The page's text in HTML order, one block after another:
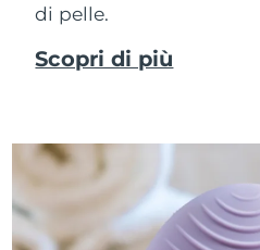
di pelle.
Scopri di più